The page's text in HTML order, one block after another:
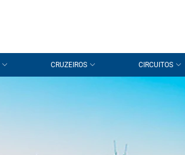
CRUZEIROS CIRCUITOS